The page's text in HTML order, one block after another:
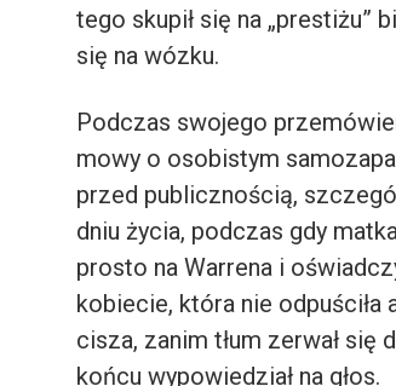
tego skupił się na „prestiżu”
się na wózku.
Podczas swojego
mowy o osobistym
przed publicznością,
dniu życia, podczas gdy
prosto na Warrena i
kobiecie, która nie odpuściła
cisza, zanim tłum zerwał
końcu wypowiedział na głos.